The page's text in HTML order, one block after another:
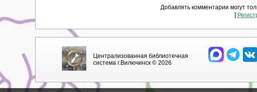
Добавлять комментарии могут
[
Централизованная библиотечная
система г.Вилючинск © 2026